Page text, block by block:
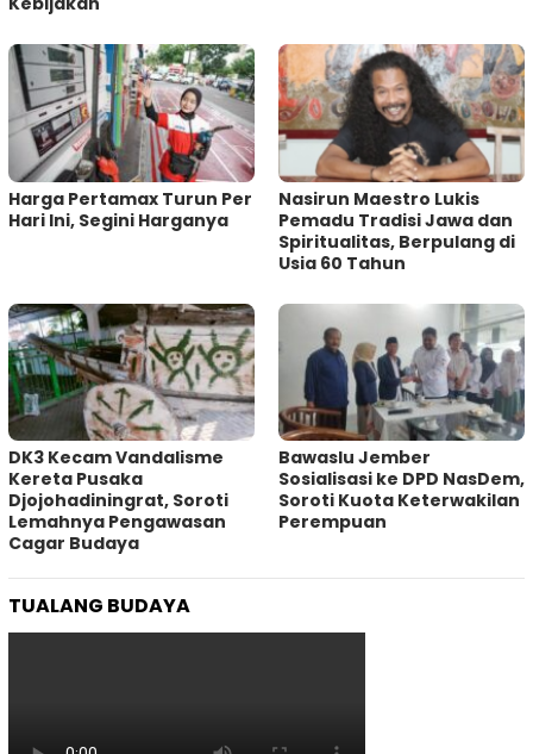
Harga Pertamax Turun Per
Hari Ini, Segini Harganya
‎Nasirun Maestro Lukis
Pemadu Tradisi Jawa dan
Spiritualitas, Berpulang di
Usia 60 Tahun
DK3 Kecam Vandalisme
Kereta Pusaka
Djojohadiningrat, Soroti
Lemahnya Pengawasan
Cagar Budaya
Bawaslu Jember
Sosialisasi ke DPD NasDem,
Soroti Kuota Keterwakilan
Perempuan
TUALANG BUDAYA